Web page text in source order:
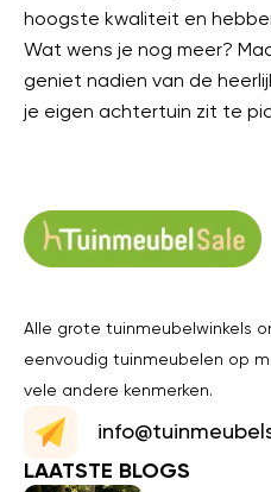
hoogste kwaliteit en
Wat wens je nog meer?
geniet nadien van de
je eigen achtertuin zit te
Alle grote tuinmeubelwinkels
eenvoudig tuinmeubelen op
vele andere kenmerken.
LAATSTE BLOGS